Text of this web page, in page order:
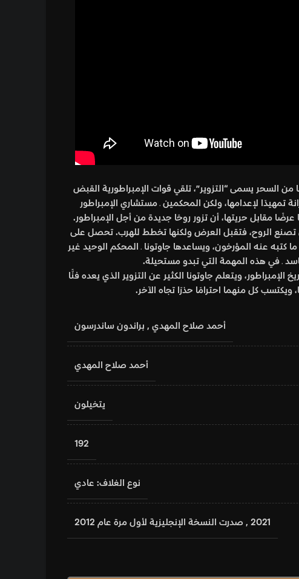
السحر يسمى “التزوير”، تلقي قوات الإمبراطورية القبض
تمهيدًا لإعدامها، ولكن المحكمين ـ مستشاري الإمبراطور
عرضًا مقابل حريتها، أن تزور روحًا جديدة من أجل الإمبراطور.
100 يوم لكي تصنع الروح، فتقبل العرض ولكنها تخطط للهرب. تحصل على
كتبه عنه المؤرخون، ويساعدها جاوتونا ـ المحكم الوحيد غير
ـ في هذه المهمة التي تبدو مستحيلة.
الإمبراطور، ويتعلم جاوتونا الكثير عن التزوير الذي يعده فنًّا
ويكتسب كل منهما احترامًا حذرًا تجاه الآخر.
أحمد صلاح المهدي , براندون ساندرسون
أحمد صلاح المهدي
يتخيلون
192
نوع الغلاف: عادي
2021
, صدرت النسخة الإنجليزية لأول مرة عام 2012